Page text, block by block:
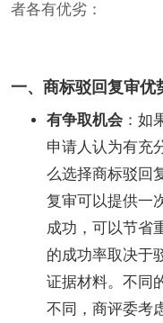
者各有优劣：
一、商标驳回复审优
有争取机会 ：如
申请人认为有充
么选择商标驳回
复审可以提供一
成功，可以节省
的成功率取决于
证据材料。不同
不同，商评委考